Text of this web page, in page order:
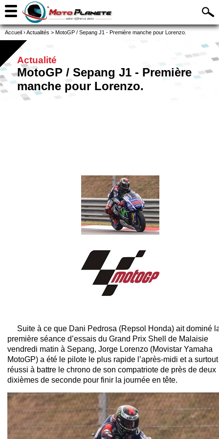
Accueil ›Actualités > MotoGP / Sepang J1 - Première manche pour Lorenzo.
Actualité
MotoGP / Sepang J1 - Première
manche pour Lorenzo.
Suite à ce que Dani Pedrosa (Repsol Honda) ait dominé
première séance d’essais du Grand Prix Shell de Malaisie
vendredi matin à Sepang, Jorge Lorenzo (Movistar Yamaha
MotoGP) a été le pilote le plus rapide l’après-midi et a surtout
réussi à battre le chrono de son compatriote de près de deux
dixièmes de seconde pour finir la journée en tête.